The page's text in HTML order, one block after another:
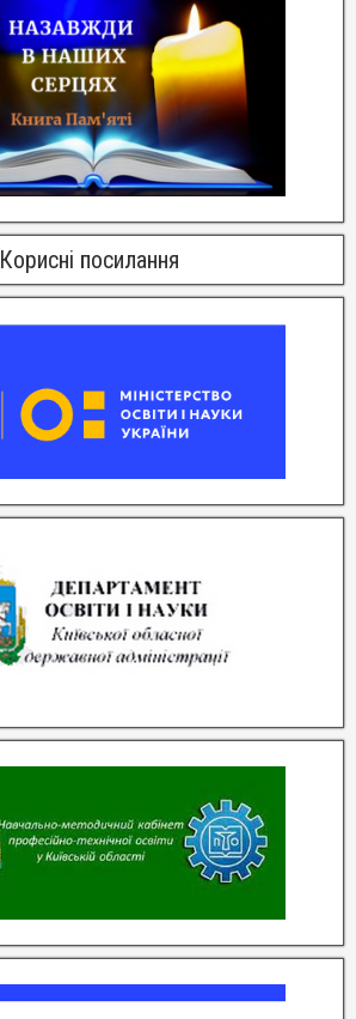
Корисні посилання